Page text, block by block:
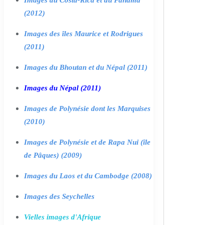
(2012)
Images des îles Maurice et Rodrigues
(2011)
Images du Bhoutan et du Népal (2011)
Images du Népal (2011)
Images de Polynésie dont les Marquises
(2010)
Images de Polynésie et de Rapa Nui (île
de Pâques) (2009)
Images du Laos et du Cambodge (2008)
Images des Seychelles
Vielles images d'Afrique